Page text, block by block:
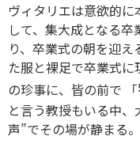
ヴィタリエは意欲的
して、集大成となる
り、卒業式の朝を迎
た服と裸足で卒業式
の珍事に、皆の前で 「
と言う教授もいる中
声”でその場が静まる。